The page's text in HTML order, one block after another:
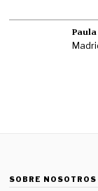
SOBRE NOSOTROS